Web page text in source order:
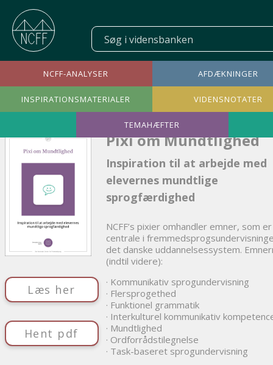
NCFF-ANALYSER AFDÆKNINGER
INSPIRATIONSMATERIALER VIDENSNOTATER
TEMAHÆFTER
Læs her
Hent pdf
Pixi om Mundtlighed
Inspiration til at arbejde med
elevernes mundtlige
sprogfærdighed
NCFF’s pixier omhandler emner, som er
centrale i
det danske uddannelsessystem.
(indtil videre):
· Kommunikativ sprogundervisning
· Flersprogethed
· Funktionel grammatik
· Interkulturel kommunikativ
· Mundtlighed
· Ordforrådstilegnelse
· Task-baseret sprogundervisning